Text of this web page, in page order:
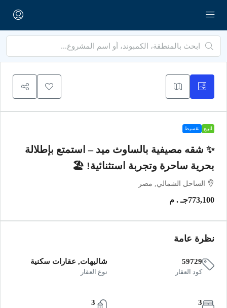
للبيع تقسيط
✨ شقه مصيفية بالساوث ميد – استمتع بإطلالة
بحرية ساحرة وتجربة استثنائية! 🏖️
الساحل الشمالي, مصر
773,100جـ . م
نظرة عامة
59729
كود العقار
شاليهات, عقارات سكنية
نوع العقار
3
3